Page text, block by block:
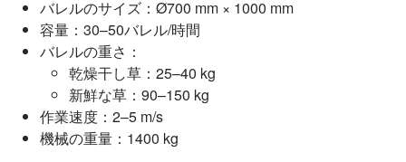
バレルのサイズ：Ø700 mm × 1000 mm
容量：30–50バレル/時間
バレルの重さ：
乾燥干し草：25–40 kg
新鮮な草：90–150 kg
作業速度：2–5 m/s
機械の重量：1400 kg